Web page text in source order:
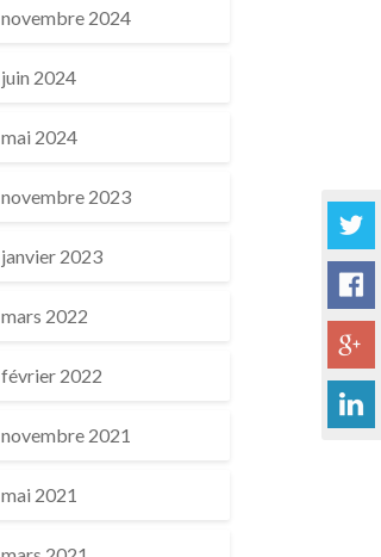
novembre 2024
juin 2024
mai 2024
novembre 2023
janvier 2023
mars 2022
février 2022
novembre 2021
mai 2021